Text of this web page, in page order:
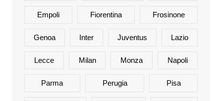
Empoli Fiorentina Frosinone
Genoa Inter Juventus Lazio
Lecce Milan Monza Napoli
Parma Perugia Pisa